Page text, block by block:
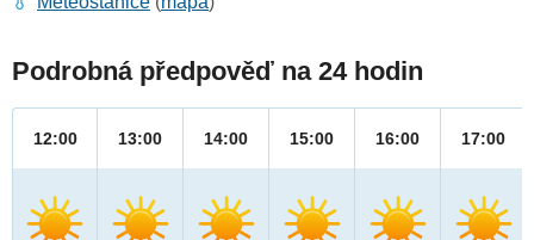
Podrobná předpověď na 24 hodin
12:00 13:00 14:00 15:00 16:00 17:00